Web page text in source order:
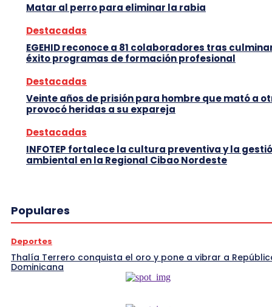
Matar al perro para eliminar la rabia
Destacadas
EGEHID reconoce a 81 colaboradores tras
éxito programas de formación profesional
Destacadas
Veinte años de prisión para hombre que mató a
provocó heridas a su expareja
Destacadas
INFOTEP fortalece la cultura preventiva y la
ambiental en la Regional Cibao Nordeste
Populares
Deportes
Thalía Terrero conquista el oro y pone a vibrar a
Dominicana